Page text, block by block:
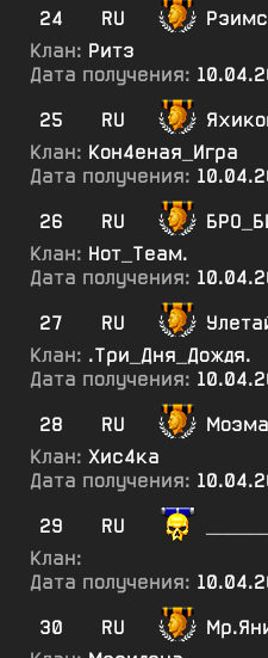
24
RU
Рэимс
Клан: Ритз
Дата получения:
25
RU
Клан: Кон4еная_Игра
Дата получения:
26
RU
Клан: Нот_Теам.
Дата получения:
27
RU
Клан: .Три_Дня_Дождя.
Дата получения:
28
RU
Клан: Хис4ка
Дата получения:
29
RU
Клан:
Дата получения:
30
RU